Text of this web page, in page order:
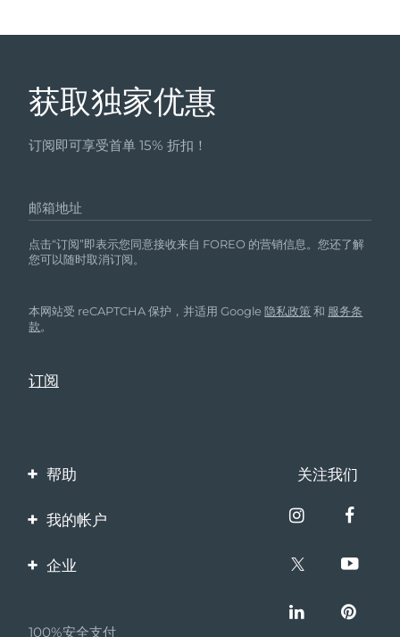
获取独家优惠
订阅即可享受首单 15% 折扣！
邮箱地址
点击“订阅”即表示您同意接收来自 FOREO 的营销信息。您还了解
您可以随时取消订阅。
本网站受 reCAPTCHA 保护，并适用 Google隐私政策 和 服务条
款。
帮助
联系我们
保修与退换货
关注我们
我的帐户
产品注册
企业
100%安全支付